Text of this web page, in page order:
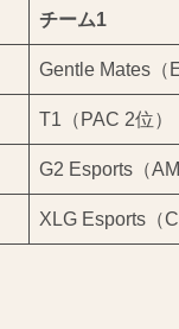
チーム1
Gentle Mates（
T1（PAC 2位）
G2 Esports（
XLG Esports（